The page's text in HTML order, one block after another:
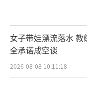
受害人、证人的
至于任北海
公安局副局长雷
女子带娃漂流落水 教
全承诺成空谈
2026-08-08 10:11:18